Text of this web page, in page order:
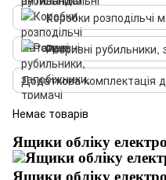
Коробки розподільчі
Додаткова комплектація
Немає товарів
Ящики обліку
Ящики обліку